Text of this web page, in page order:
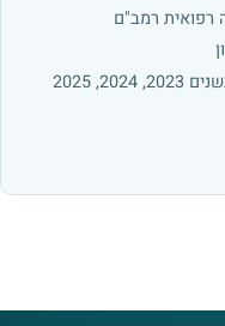
רפואית רמב"ם
נכלל בדירוג Duns 100 בשנים 2023, 2024, 2025